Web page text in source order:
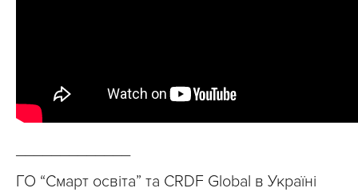
ГО “Смарт освіта” та CRDF Global в Україні